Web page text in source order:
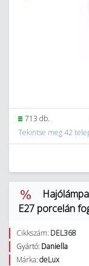
713 db.
Tekintse meg 42
E27 porcelán
Cikkszám: DEL368
Gyártó: Daniella
Márka:deLux